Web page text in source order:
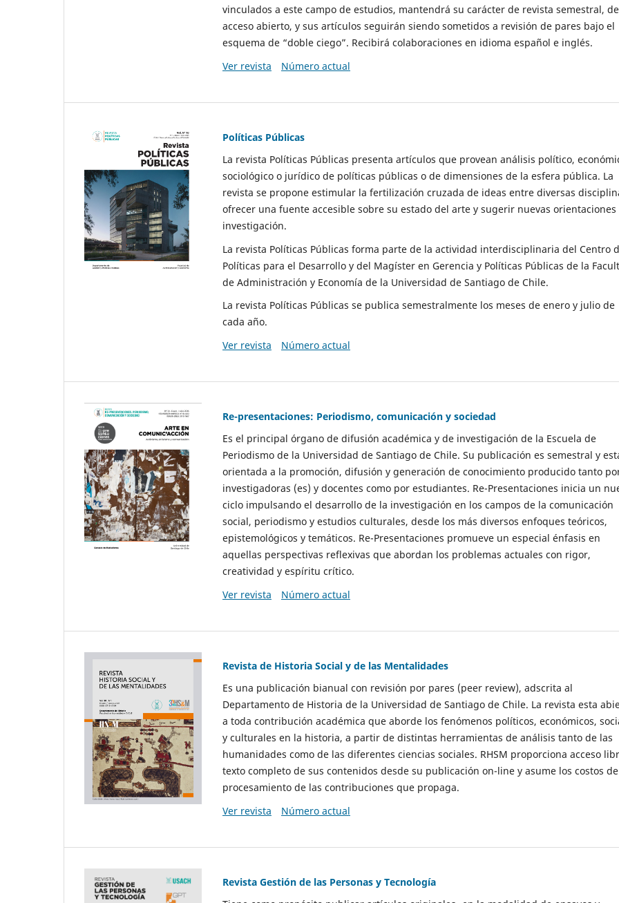
vinculados a este campo de estudios, mantendrá su carácter de revista semestral, de
acceso abierto, y sus artículos seguirán siendo sometidos a revisión de pares bajo el
esquema de “doble ciego”. Recibirá colaboraciones en idioma español e inglés.
Ver revista
Número actual
Políticas Públicas
La revista Políticas Públicas presenta artículos que provean análisis político,
sociológico o jurídico de políticas públicas o de dimensiones de la esfera pública. La
revista se propone estimular la fertilización cruzada de ideas entre diversas
ofrecer una fuente accesible sobre su estado del arte y sugerir nuevas orientaciones
investigación.
La revista Políticas Públicas forma parte de la actividad interdisciplinaria del Centro
Políticas para el Desarrollo y del Magíster en Gerencia y Políticas Públicas de la
de Administración y Economía de la Universidad de Santiago de Chile.
La revista Políticas Públicas se publica semestralmente los meses de enero y julio de
cada año.
Ver revista
Número actual
Re-presentaciones: Periodismo, comunicación y sociedad
Es el principal órgano de difusión académica y de investigación de la Escuela de
Periodismo de la Universidad de Santiago de Chile. Su publicación es semestral y
orientada a la promoción, difusión y generación de conocimiento producido tanto
investigadoras (es) y docentes como por estudiantes. Re-Presentaciones inicia un
ciclo impulsando el desarrollo de la investigación en los campos de la comunicación
social, periodismo y estudios culturales, desde los más diversos enfoques teóricos,
epistemológicos y temáticos. Re-Presentaciones promueve un especial énfasis en
aquellas perspectivas reflexivas que abordan los problemas actuales con rigor,
creatividad y espíritu crítico.
Ver revista
Número actual
Revista de Historia Social y de las Mentalidades
Es una publicación bianual con revisión por pares (peer review), adscrita al
Departamento de Historia de la Universidad de Santiago de Chile. La revista esta
a toda contribución académica que aborde los fenómenos políticos, económicos,
y culturales en la historia, a partir de distintas herramientas de análisis tanto de las
humanidades como de las diferentes ciencias sociales. RHSM proporciona acceso
texto completo de sus contenidos desde su publicación on-line y asume los costos de
procesamiento de las contribuciones que propaga.
Ver revista
Número actual
Revista Gestión de las Personas y Tecnología